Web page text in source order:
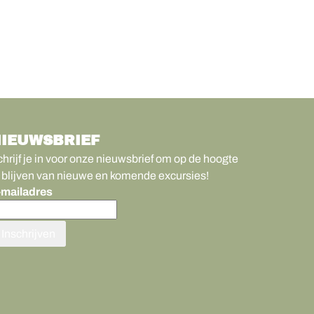
je in voor onze nieuwsbrief om op de hoogte
van nieuwe en komende excursies!